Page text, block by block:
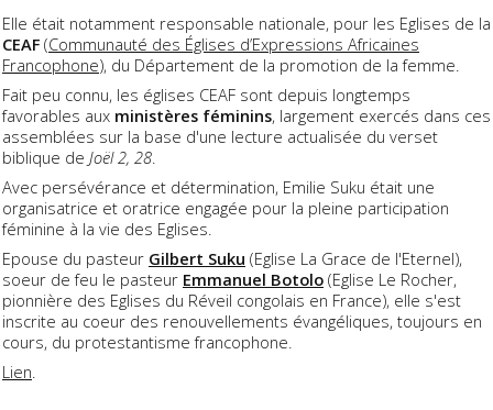
Elle était notamment responsable nationale, pour les Eglises de la
CEAF (Communauté des Églises d’Expressions Africaines
Francophone), du Département de la promotion de la femme.
Fait peu connu, les églises CEAF sont depuis longtemps
favorables aux ministères féminins, largement exercés dans ces
assemblées sur la base d'une lecture actualisée du verset
biblique de Joël 2, 28
Avec persévérance et détermination, Emilie Suku était une
organisatrice et oratrice engagée pour la pleine participation
féminine à la vie des Eglises.
Epouse du pasteur Gilbert Suku (Eglise La Grace de l'Eternel),
soeur de feu le pasteur Emmanuel Botolo (Eglise Le Rocher,
pionnière des Eglises du Réveil congolais en France), elle s'est
inscrite au coeur des renouvellements évangéliques, toujours en
cours, du protestantisme francophone.
Lien.